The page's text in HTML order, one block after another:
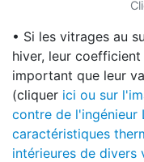
• Si les vitrages au
hiver, leur
important que leur
(cliquer ici ou sur
contre de l'ingénieur
caractéristiques
intérieures de divers